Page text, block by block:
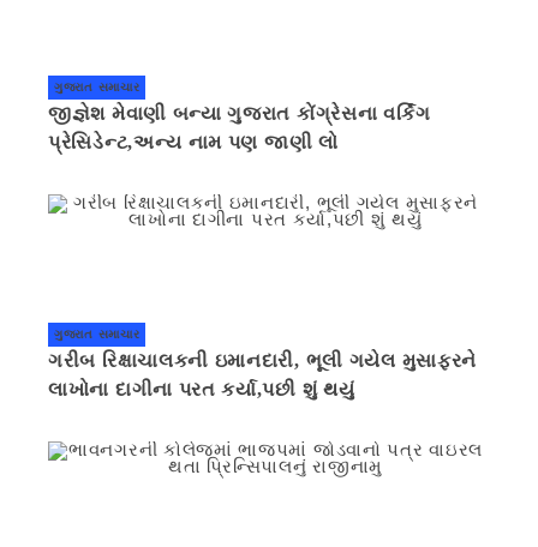
ગુજરાત સમાચાર
જીજ્ઞેશ મેવાણી બન્યા ગુજરાત કોંગ્રેસના વર્કિંગ
પ્રેસિડેન્ટ,અન્ય નામ પણ જાણી લો
ગુજરાત સમાચાર
ગરીબ રિક્ષાચાલકની ઇમાનદારી, ભૂલી ગયેલ મુસાફરને
લાખોના દાગીના પરત કર્યા,પછી શું થયું